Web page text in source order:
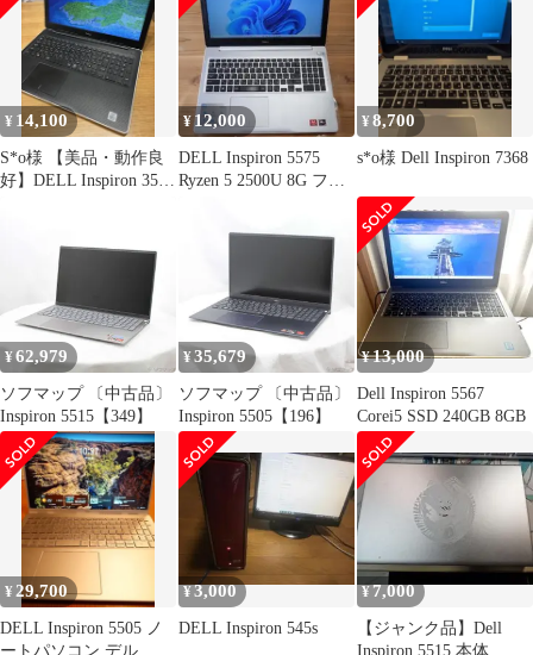
¥ 14,100
S*o様 【美品・動作良
好】DELL Inspiron 3593
¥12,000
DELL Inspiron 5575
Ryzen 5 2500U 8G フル
¥8,700
s*o様 Dell Inspiron 7368
¥62,979
ソフマップ 〔中古品〕
Inspiron 5515【349】
¥35,679
ソフマップ 〔中古品〕
Inspiron 5505【196】
¥13,000
Dell Inspiron 5567
Corei5 SSD 240GB 8GB
¥ 29,700
DELL Inspiron 5505 ノ
ートパソコン デル
¥3,000
DELL Inspiron 545s
¥7,000
【ジャンク品】Dell
Inspiron 5515 本体